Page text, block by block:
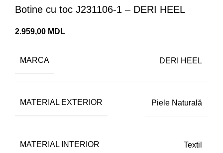
Botine cu toc J231106-1 – DERI HEEL
MDL
MARCA DERI HEEL
MATERIAL EXTERIOR Piele Naturală
MATERIAL INTERIOR Textil